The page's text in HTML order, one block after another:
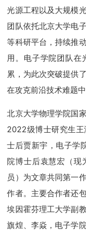
光源工程以及大规模
团队依托北京大学电
等科研平台，持续推
用。电子学院团队在
累，为此次突破提供
在攻克前沿技术难题中
北京大学物理学院国
2022级博士研究生
士后贾新宇，电子学
院博士后袁慧宏（现
员）为文章共同第一
作者。主要合作者还
埃因霍芬理工大学副
旗煌、李焱，电子学